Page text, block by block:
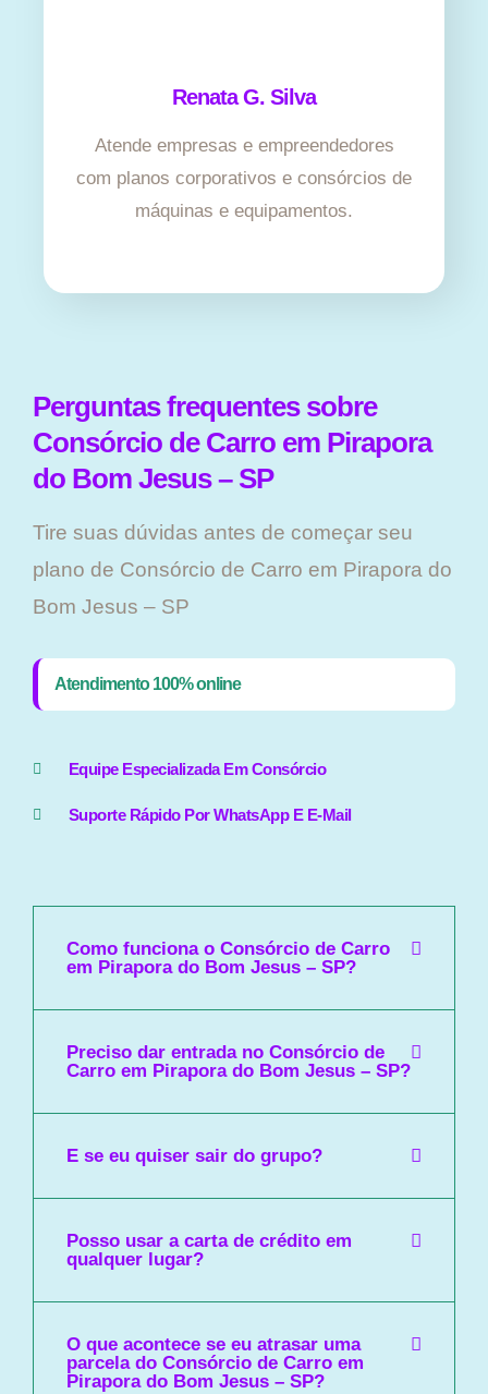
Renata G. Silva
Atende empresas e empreendedores
com planos corporativos e consórcios de
máquinas e equipamentos.
Perguntas frequentes sobre
Consórcio de Carro em Pirapora
do Bom Jesus – SP
Tire suas dúvidas antes de começar seu
plano ​de Consórcio de Carro em Pirapora do
Bom Jesus – SP
Atendimento 100% online
Equipe Especializada Em Consórcio
Suporte Rápido Por WhatsApp E E-Mail
Como funciona o Consórcio de Carro
em Pirapora do Bom Jesus – SP?
Preciso dar entrada no Consórcio de
Carro em Pirapora do Bom Jesus – SP?
E se eu quiser sair do grupo?
Posso usar a carta de crédito em
qualquer lugar?
O que acontece se eu atrasar uma
parcela do Consórcio de Carro em
Pirapora do Bom Jesus – SP?